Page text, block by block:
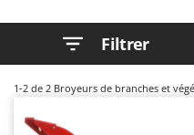
Aspirateurs de piscine
Aspirateurs
Atomiseurs agricoles
Atomiseurs pour
ALA 2000
Alce
Alpina
Ama
Filtrer
1-2 de 2 Broyeurs de branches et